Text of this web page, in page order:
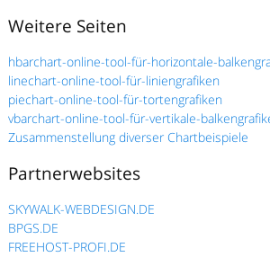
Weitere Seiten
hbarchart-online-tool-für-horizontale-
linechart-online-tool-für-liniengrafiken
piechart-online-tool-für-tortengrafiken
vbarchart-online-tool-für-vertikale-
Zusammenstellung diverser Chartbeispiele
Partnerwebsites
SKYWALK-WEBDESIGN.DE
BPGS.DE
FREEHOST-PROFI.DE